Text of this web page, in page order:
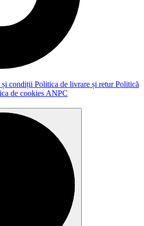
și condiții Politica de livrare și returPolitică
de cookies ANPC